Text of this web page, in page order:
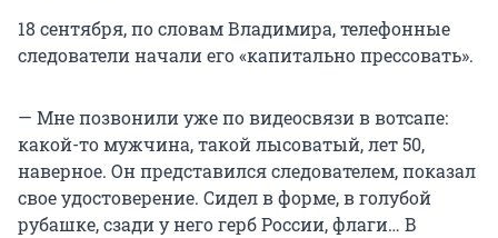
18 сентября, по словам Владимира, телефонные
следователи начали его «капитально прессовать».
— Мне позвонили уже по видеосвязи в вотсапе:
какой-то мужчина, такой лысоватый, лет 50,
наверное. Он представился следователем, показал
свое удостоверение. Сидел в форме, в голубой
рубашке, сзади у него герб России, флаги… В